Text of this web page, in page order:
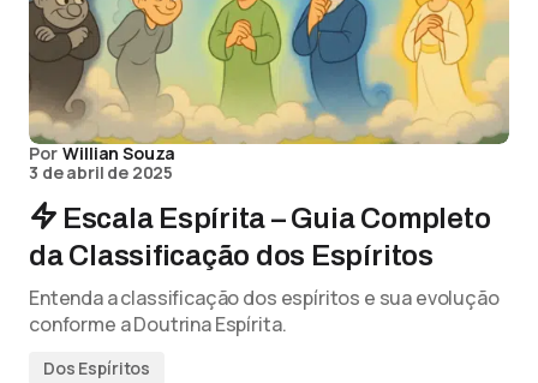
Por Willian Souza
3 de abril de 2025
Escala Espírita – Guia Completo
da Classificação dos Espíritos
Entenda a classificação dos espíritos e sua evolução
conforme a Doutrina Espírita.
Dos Espíritos